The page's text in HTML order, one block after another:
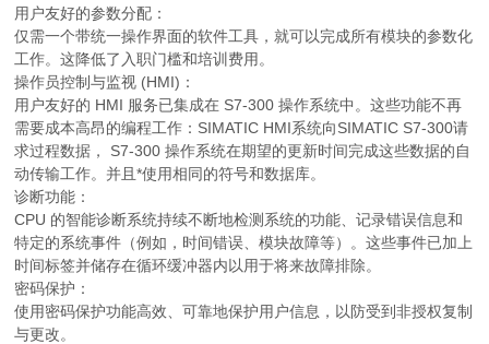
用户友好的参数分配：
仅需一个带统一操作界面的软件工具，就可以完成所有模块的参数化
工作。这降低了入职门槛和培训费用。
操作员控制与监视 (HMI)：
用户友好的 HMI 服务已集成在 S7-300 操作系统中。这些功能不再
需要成本高昂的编程工作：SIMATIC HMI系统向SIMATIC S7-300请
求过程数据， S7-300 操作系统在期望的更新时间完成这些数据的自
动传输工作。并且*使用相同的符号和数据库。
诊断功能：
CPU 的智能诊断系统持续不断地检测系统的功能、记录错误信息和
特定的系统事件（例如，时间错误、模块故障等）。这些事件已加上
时间标签并储存在循环缓冲器内以用于将来故障排除。
密码保护：
使用密码保护功能高效、可靠地保护用户信息，以防受到非授权复制
与更改。